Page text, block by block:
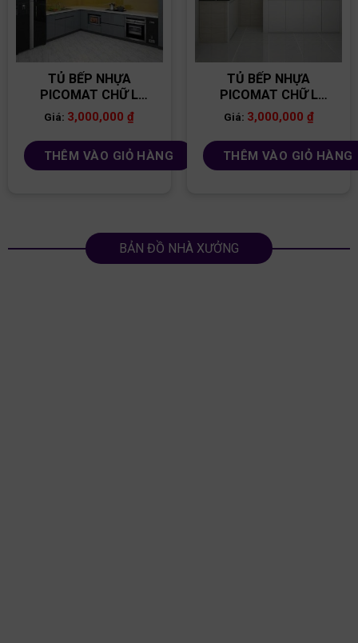
TỦ BẾP NHỰA
PICOMAT CHỮ L
TB74
Giá: 3,000,000₫
THÊM VÀO GIỎ HÀNG
TỦ BẾP NHỰA
PICOMAT CHỮ L
TB91
Giá: 3,000,000 ₫
THÊM VÀO GIỎ HÀNG
BẢN ĐỒ NHÀ XƯỞNG